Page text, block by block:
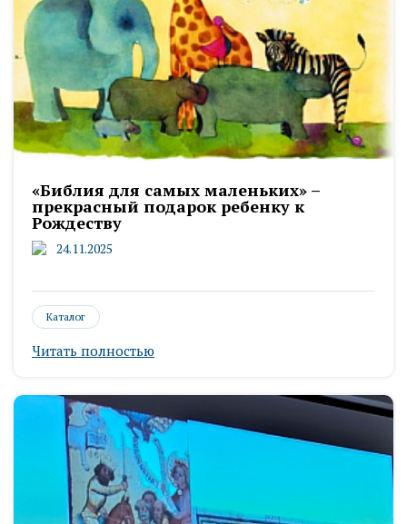
«Библия для самых маленьких» –
прекрасный подарок ребенку к
Рождеству
24.11.2025
Каталог
Читать полностью